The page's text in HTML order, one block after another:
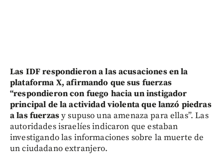
Las IDF respondieron a las acusaciones en la
plataforma X, afirmando que sus fuerzas
“respondieron con fuego hacia un instigador
principal de la actividad violenta que lanzó piedras
a las fuerzasy supuso una amenaza para ellas”. Las
autoridades israelíes indicaron que estaban
investigando las informaciones sobre la muerte de
un ciudadano extranjero.